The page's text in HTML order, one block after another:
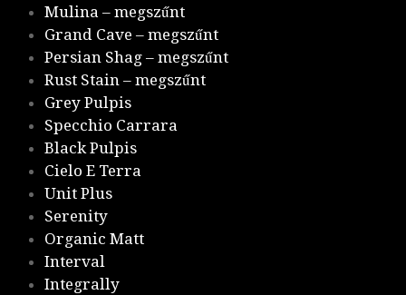
Mulina – megszűnt
Grand Cave – megszűnt
Persian Shag – megszűnt
Rust Stain – megszűnt
Grey Pulpis
Specchio Carrara
Black Pulpis
Cielo E Terra
Unit Plus
Serenity
Organic Matt
Interval
Integrally